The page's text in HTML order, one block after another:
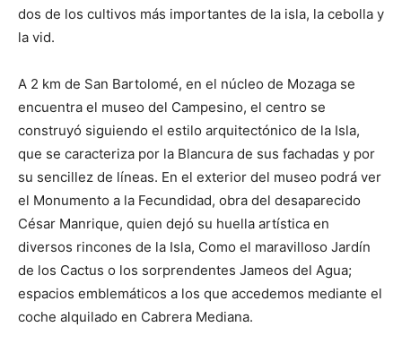
dos de los cultivos más importantes de la isla, la cebolla y
la vid.
A 2 km de San Bartolomé, en el núcleo de Mozaga se
encuentra el museo del Campesino, el centro se
construyó siguiendo el estilo arquitectónico de la Isla,
que se caracteriza por la Blancura de sus fachadas y por
su sencillez de líneas. En el exterior del museo podrá ver
el Monumento a la Fecundidad, obra del desaparecido
César Manrique, quien dejó su huella artística en
diversos rincones de la Isla, Como el maravilloso Jardín
de los Cactus o los sorprendentes Jameos del Agua;
espacios emblemáticos a los que accedemos mediante el
coche alquilado en Cabrera Mediana.